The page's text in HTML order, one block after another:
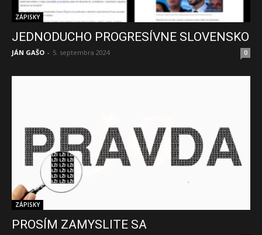
ZÁPISKY
JEDNODUCHO PROGRESÍVNE SLOVENSKO
JÁN GAŠO - 5. septembra 2024 0
ZÁPISKY
PROSÍM ZAMYSLITE SA